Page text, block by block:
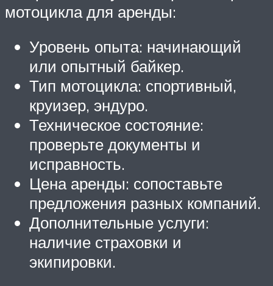
мотоцикла для аренды:
Уровень опыта: начинающий
или опытный байкер.
Тип мотоцикла: спортивный,
круизер, эндуро.
Техническое состояние:
проверьте документы и
исправность.
Цена аренды: сопоставьте
предложения разных компаний.
Дополнительные услуги:
наличие страховки и
экипировки.